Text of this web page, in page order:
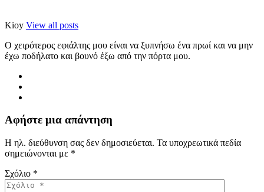
Kioy View all posts
Ο χειρότερος εφιάλτης μου είναι να ξυπνήσω ένα πρωί και να μην
έχω ποδήλατο και βουνό έξω από την πόρτα μου.
Αφήστε μια απάντηση
Η ηλ. διεύθυνση σας δεν δημοσιεύεται. Τα υποχρεωτικά πεδία
σημειώνονται με *
Σχόλιο *